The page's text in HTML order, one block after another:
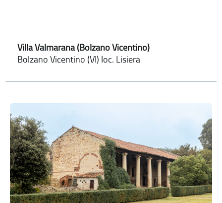
Villa Valmarana (Bolzano Vicentino)
Bolzano Vicentino (VI) loc. Lisiera